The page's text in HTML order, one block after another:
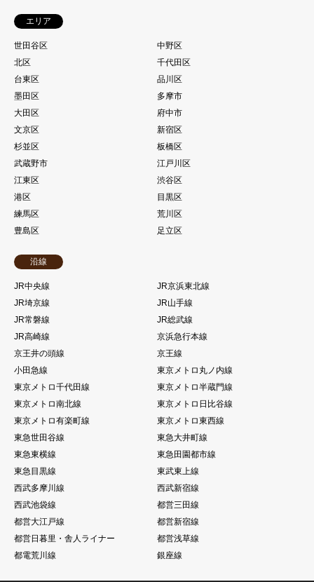
エリア
世田谷区
中野区
北区
千代田区
台東区
品川区
墨田区
多摩市
大田区
府中市
文京区
新宿区
杉並区
板橋区
武蔵野市
江戸川区
江東区
渋谷区
港区
目黒区
練馬区
荒川区
豊島区
足立区
沿線
JR中央線
JR京浜東北線
JR埼京線
JR山手線
JR常磐線
JR総武線
JR高崎線
京浜急行本線
京王井の頭線
京王線
小田急線
東京メトロ丸ノ内線
東京メトロ千代田線
東京メトロ半蔵門線
東京メトロ南北線
東京メトロ日比谷線
東京メトロ有楽町線
東京メトロ東西線
東急世田谷線
東急大井町線
東急東横線
東急田園都市線
東急目黒線
東武東上線
西武多摩川線
西武新宿線
西武池袋線
都営三田線
都営大江戸線
都営新宿線
都営日暮里・舎人ライナー
都営浅草線
都電荒川線
銀座線